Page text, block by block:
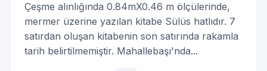
Çeşme alınlığında 0.84mX0.46 m ölçülerinde,
mermer üzerine yazılan kitabe Sülüs hatlıdır. 7
satırdan oluşan kitabenin son satırında rakamla
tarih belirtilmemiştir. Mahallebaşı'nda...